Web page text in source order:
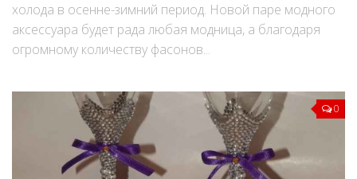
холода в осенне-зимний период. Новой паре модного
аксессуара будет рада любая модница, а благодаря
огромному количеству фасонов...
0